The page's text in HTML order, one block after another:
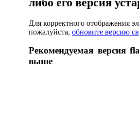
Для корректного отображения
пожалуйста, обновите версию
Рекомендуемая версия
выше